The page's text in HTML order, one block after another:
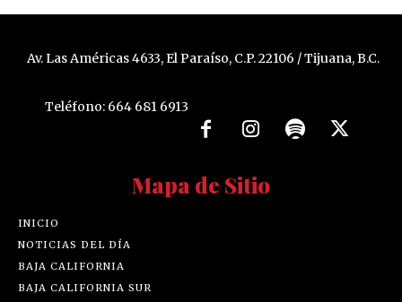
Av. Las Américas 4633, El Paraíso, C.P. 22106 / Tijuana, B.C.
Teléfono: 664 681 6913
Mapa de Sitio
INICIO
NOTICIAS DEL DÍA
BAJA CALIFORNIA
BAJA CALIFORNIA SUR